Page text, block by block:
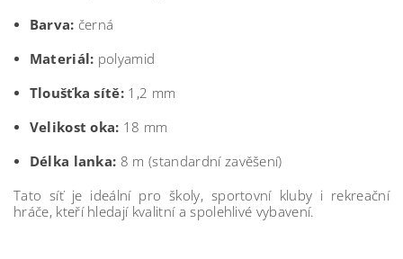
Barva: černá
Materiál: polyamid
Tloušťka sítě: 1,2 mm
Velikost oka: 18 mm
Délka lanka: 8 m (standardní zavěšení)
Tato síť je ideální pro školy, sportovní kluby i rekreační
hráče, kteří hledají kvalitní a spolehlivé vybavení.